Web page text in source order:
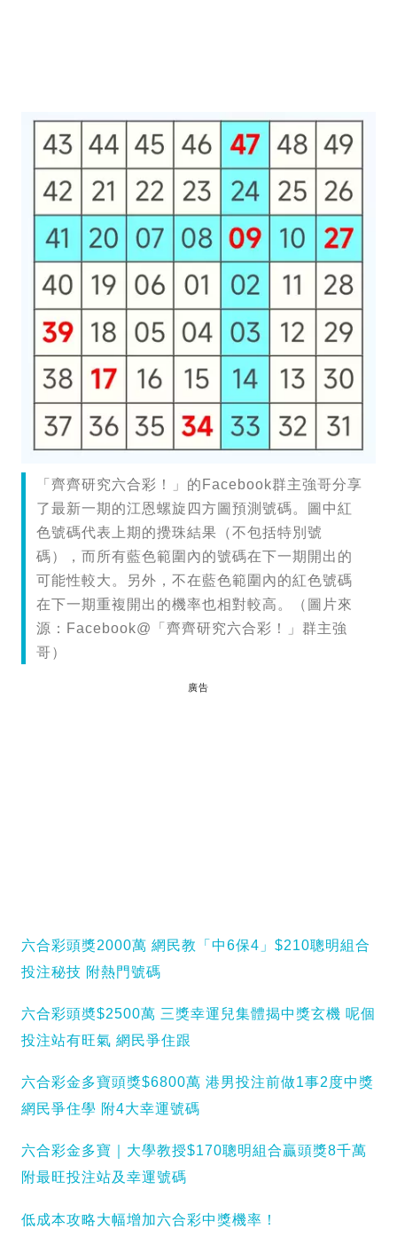
「齊齊研究六合彩！」的Facebook群主強哥分享
了最新一期的江恩螺旋四方圖預測號碼。圖中紅
色號碼代表上期的攪珠結果（不包括特別號
碼），而所有藍色範圍內的號碼在下一期開出的
可能性較大。另外，不在藍色範圍內的紅色號碼
在下一期重複開出的機率也相對較高。（圖片來
源：Facebook@「齊齊研究六合彩！」群主強
哥）
廣告
六合彩頭獎2000萬 網民教「中6保4」$210聰明組合
投注秘技 附熱門號碼
六合彩頭奬$2500萬 三獎幸運兒集體揭中獎玄機 呢個
投注站有旺氣 網民爭住跟
六合彩金多寶頭獎$6800萬 港男投注前做1事2度中獎
網民爭住學 附4大幸運號碼
六合彩金多寶｜大學教授$170聰明組合贏頭獎8千萬
附最旺投注站及幸運號碼
低成本攻略大幅增加六合彩中獎機率！